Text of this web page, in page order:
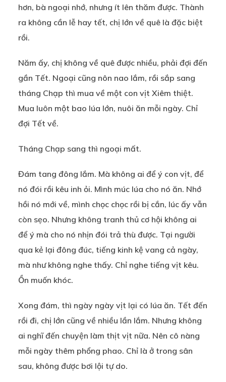
hơn, bà ngoại nhớ, nhưng ít lên thăm được. Thành
ra không cần lễ hay tết, chị lớn về quê là đặc biệt
rồi.
Năm ấy, chị không về quê được nhiều, phải đợi đến
gần Tết. Ngoại cũng nôn nao lắm, rồi sắp sang
tháng Chạp thì mua về một con vịt Xiêm thiệt.
Mua luôn một bao lúa lớn, nuôi ăn mỗi ngày. Chỉ
đợi Tết về.
Tháng Chạp sang thì ngoại mất.
Đám tang đông lắm. Mà không ai để ý con vịt, để
nó đói rồi kêu inh ỏi. Mình múc lúa cho nó ăn. Nhớ
hồi nó mới về, mình chọc chọc rồi bị cắn, lúc ấy vẫn
còn sẹo. Nhưng không tranh thủ cơ hội không ai
để ý mà cho nó nhịn đói trả thù được. Tại người
qua kẻ lại đông đúc, tiếng kinh kệ vang cả ngày,
mà như không nghe thấy. Chỉ nghe tiếng vịt kêu.
Ồn muốn khóc.
Xong đám, thì ngày ngày vịt lại có lúa ăn. Tết đến
rồi đi, chị lớn cũng về nhiều lần lắm. Nhưng không
ai nghĩ đến chuyện làm thịt vịt nữa. Nên cô nàng
mỗi ngày thêm phổng phao. Chỉ là ở trong sân
sau, không được bơi lội tự do.